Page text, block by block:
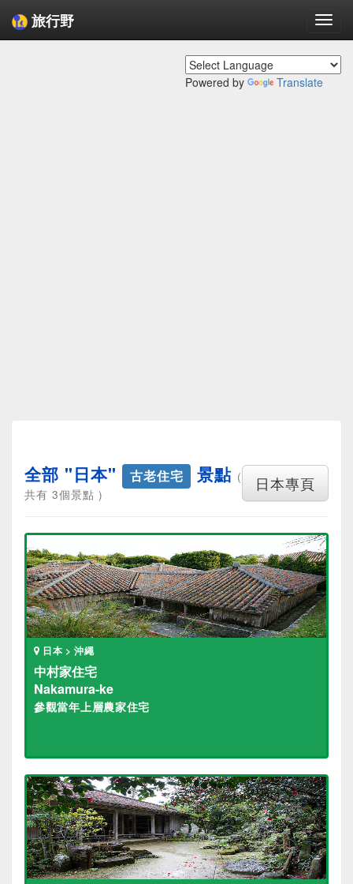
旅行野
Powered by Translate
日本專頁
全部 "日本" 古老住宅 景點 (
共有 3個景點 )
日本 > 沖繩
中村家住宅
Nakamura-ke
參觀當年上層農家住宅